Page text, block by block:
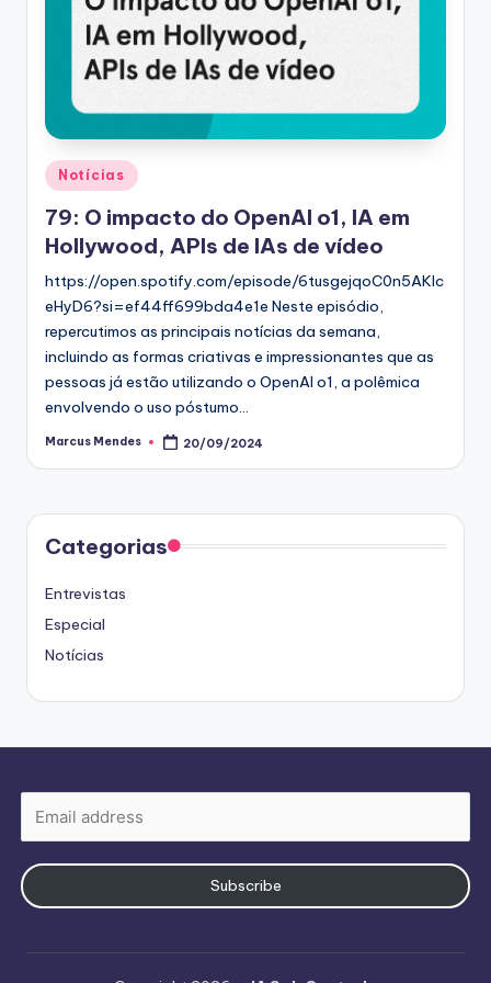
Posted
in
Notícias
79: O impacto do OpenAI o1, IA em
Hollywood, APIs de IAs de vídeo
https://open.spotify.com/episode/6tusgejqoC0n5AKIc
eHyD6?si=ef44ff699bda4e1e Neste episódio,
repercutimos as principais notícias da semana,
incluindo as formas criativas e impressionantes que as
pessoas já estão utilizando o OpenAI o1, a polêmica
envolvendo o uso póstumo…
Posted
Marcus Mendes 20/09/2024
Categorias
Entrevistas
Especial
Notícias
Subscribe